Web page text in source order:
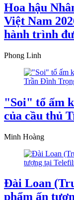
Hoa hậu
Việt Nam
hành trình
Phong Linh
"Soi" tổ ấm
của cầu thủ
Minh Hoàng
Đài Loan
phẩm ấn